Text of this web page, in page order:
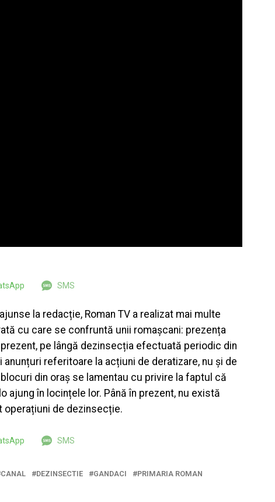
SMS
la redacție, Roman TV a realizat mai multe
cu care se confruntă unii romașcani: prezența
pe lângă dezinsecția efectuată periodic din
referitoare la acțiuni de deratizare, nu și de
din oraș se lamentau cu privire la faptul că
ajung în locințele lor. Până în prezent, nu există
operațiuni de dezinsecție.
SMS
CANAL DEZINSECTIE GANDACI
PRIMARIA ROMAN